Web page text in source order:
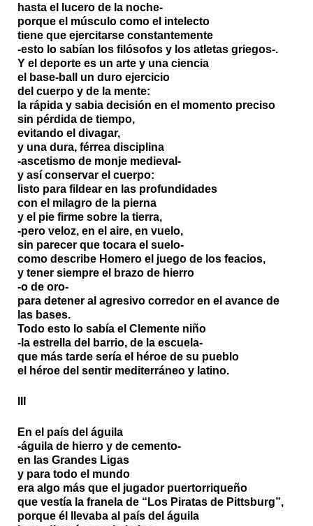
hasta el lucero de la noche-
porque el músculo como el intelecto
tiene que ejercitarse constantemente
-esto lo sabían los filósofos y los atletas griegos-.
Y el deporte es un arte y una ciencia
el base-ball un duro ejercicio
del cuerpo y de la mente:
la rápida y sabia decisión en el momento preciso
sin pérdida de tiempo,
evitando el divagar,
y una dura, férrea disciplina
-ascetismo de monje medieval-
y así conservar el cuerpo:
listo para fildear en las profundidades
con el milagro de la pierna
y el pie firme sobre la tierra,
-pero veloz, en el aire, en vuelo,
sin parecer que tocara el suelo-
como describe Homero el juego de los feacios,
y tener siempre el brazo de hierro
-o de oro-
para detener al agresivo corredor en el avance de
las bases.
Todo esto lo sabía el Clemente niño
-la estrella del barrio, de la escuela-
que más tarde sería el héroe de su pueblo
el héroe del sentir mediterráneo y latino.
En el país del águila
-águila de hierro y de cemento-
en las Grandes Ligas
y para todo el mundo
era algo más que el jugador puertorriqueño
que vestía la franela de “Los Piratas de Pittsburg”,
porque él llevaba al país del águila